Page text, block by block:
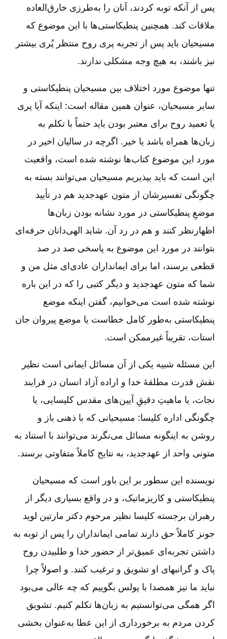
پس از آنکه توبه کردند، آنان را به‌طرزی خارق‌العاده
ملاقات کند. همچنین پنطیکاستی‌ها با این موضوع که
مسیحیان باید پس از تجربه پری روح‌ منتظر پُری بیشتر
نیز باشند، به هیچ وجه مشکلی ندارند.
تنها موضوع مورد اختلاف بین مسیحیان پنطیکاستی و
سایر مسیحیان، عنوان همین مقاله است: اینکه آیا پری
یا تعمید روح برای معتبر بودن باید حتماً با تکلم به
زبان‌ها همراه باشد یا خیر. اگرچه در سالیان اخیر در
مورد این موضوع کتاب‌ها نوشته شده است، واقعیت
این است که باید بپذیریم مسیحیان می‌توانند بسته به
چگونگی تفسیرشان از متون عهدجدید هم در تأیید
موضعِ پنطیکاستی در مورد نشانه بودن زبان‌ها
اظهارنظر کنند و هم در رد آن. شاید الهی‌دانان حرفه‌ای
بتوانند در مورد این موضوع به پاسخی صد در صد
قطعی برسند، اما برای ایمانداران عادی‌ای مثل من و
شما که متون عهدجدید و دیگر کتبی را که در این باره
نوشته شده است می‌خوانیم، گفتن اینکه موضع
پنطیکاستی به‌طور کامل خطاست یا موضع پیروان جان
استات، تقریباً غیرممکن است.
این مسئله شبیه یکی از آن مسائل ایمانی است نظیر
نقش قدرت مطلقۀ خدا و اراده آزاد انسان در فرایند
نجات، یا ماهیتِ دقیقِ آیین‌های مقدس کلیسایی، یا
چگونگی اداره کلیسا: مسیحیانی که با ذهنی باز و
روشن به اینگونه مسائل می‌نگرند می‌توانند با استناد به
متونی واحد از عهدجدید، به نتایج کاملاً متفاوتی برسند.
نویسنده این سطور بر این باور است که مسیحیان
پنطیکاستی و کاریزماتیک، و در واقع بسیاری دیگر از
رهبران برجسته کلیسا نظیر مرحوم دکتر مارتین لوید
جونز کاملاً حق دارند تمامی ایمانداران را پس از توبه به
داشتن تجربه‌ای عمیق‌تر از حضور خدا و طلبیدن روح
پاک و گرانبهای او تشویق و ترغیب کنند. و اصولاً چرا
نباید ما نیز همصدا با پولس بگوییم که چه عالی می‌بود
اگر همگی می‌توانستیم به زبان‌ها تکلم کنیم. تشویق
کردن مردم به برخورداری از این عطا به‌عنوان بخشی